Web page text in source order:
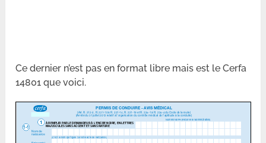
Ce dernier n’est pas en format libre mais est le Cerfa
14801 que voici.